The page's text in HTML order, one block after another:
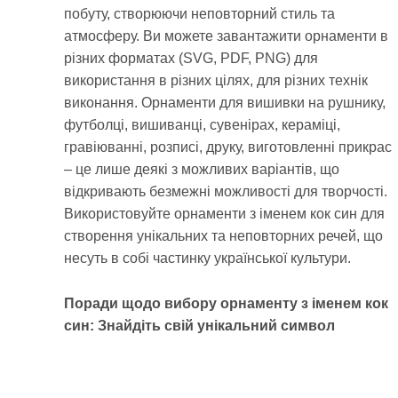
побуту, створюючи неповторний стиль та
атмосферу. Ви можете завантажити орнаменти в
різних форматах (SVG, PDF, PNG) для
використання в різних цілях, для різних технік
виконання. Орнаменти для вишивки на рушнику,
футболці, вишиванці, сувенірах, кераміці,
гравіюванні, розписі, друку, виготовленні прикрас
– це лише деякі з можливих варіантів, що
відкривають безмежні можливості для творчості.
Використовуйте орнаменти з іменем кок син для
створення унікальних та неповторних речей, що
несуть в собі частинку української культури.
Поради щодо вибору орнаменту з іменем кок
син: Знайдіть свій унікальний символ